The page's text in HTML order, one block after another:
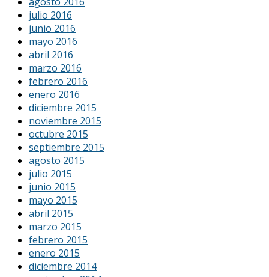
julio 2016
junio 2016
mayo 2016
abril 2016
marzo 2016
febrero 2016
enero 2016
diciembre 2015
noviembre 2015
octubre 2015
septiembre 2015
agosto 2015
julio 2015
junio 2015
mayo 2015
abril 2015
marzo 2015
febrero 2015
enero 2015
diciembre 2014